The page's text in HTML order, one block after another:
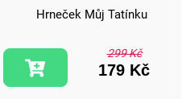
Hrneček Můj Tatínku
299 Kč
179 Kč